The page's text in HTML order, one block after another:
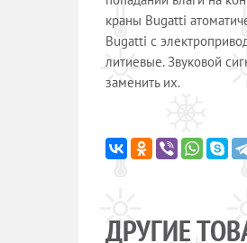
краны Bugatti
Bugatti с
литиевые. Звуковой
заменить их.
ДРУГИЕ